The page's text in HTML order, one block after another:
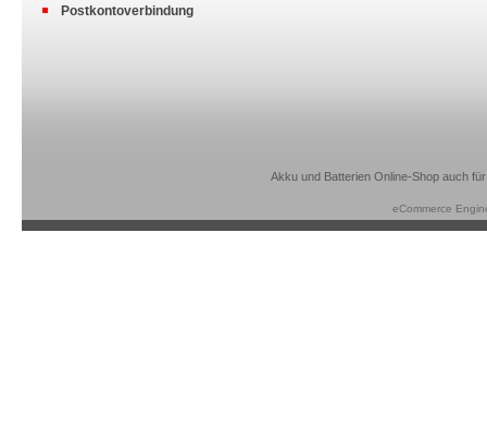
Postkontoverbindung
Akku und Batterien Online-Shop auch
eCommerce